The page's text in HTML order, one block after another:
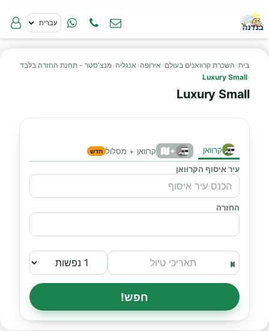
בית› השכרת קרוואנים בעולם › אירופה › אנגליה ›מנצ'סטר - תחנת החזרה בלבד
›
Luxury Small
Luxury Small
קרוואן + קרוואן + מסלול חדש
עיר איסוף הקרוואן
החזרה
חפש!